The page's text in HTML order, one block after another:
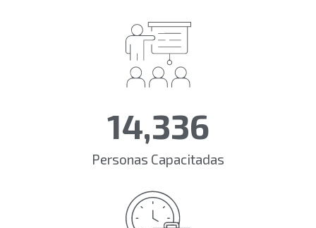
14,336
Personas Capacitadas